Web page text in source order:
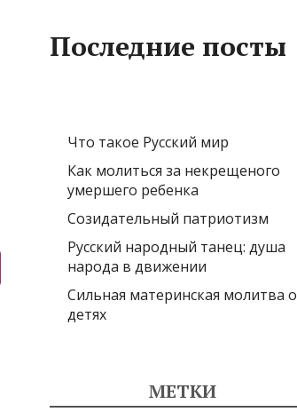
Последние посты
Что такое Русский мир
Как молиться за некрещеного
умершего ребенка
Созидательный патриотизм
Русский народный танец: душа
народа в движении
Сильная материнская молитва о
детях
МЕТКИ